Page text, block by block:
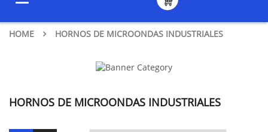
HOME HORNOS DE MICROONDAS INDUSTRIALES
HORNOS DE MICROONDAS INDUSTRIALES